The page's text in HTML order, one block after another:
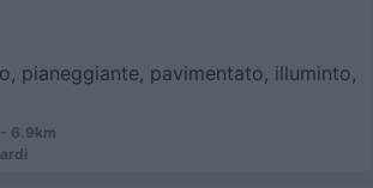
pianeggiante, pavimentato, illuminto,
6.9km